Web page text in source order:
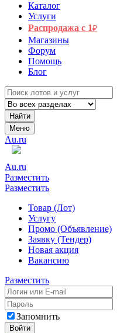
Каталог
Услуги
Распродажа с 1₽
Магазины
Форум
Помощь
Блог
Найти
Меню
Au.ru
Au.ru
Разместить
Разместить
Товар (Лот)
Услугу
Промо (Объявление)
Заявку (Тендер)
Новая акция
Вакансию
Разместить
Запомнить
Войти